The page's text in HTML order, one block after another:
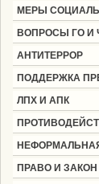
МЕРЫ
ВОПРОСЫ ГО И
АНТИТЕРРОР
ПОДДЕРЖКА
ЛПХ И АПК
ПРАВО И ЗАКОН